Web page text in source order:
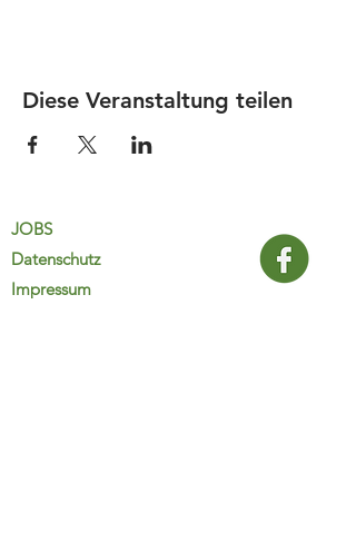
Diese Veranstaltung teilen
JOBS
Datenschutz
Impressum